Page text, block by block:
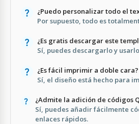
¿Puedo personalizar todo el
Por supuesto, todo es
¿Es gratis descargar este
Sí, puedes descargarlo y
¿Es fácil imprimir a doble cara?
Sí, el diseño está hecho para
¿Admite la adición de códigos
Sí, puedes añadir fácilmente
enlaces rápidos.